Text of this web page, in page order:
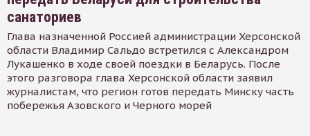
санаториев
Глава назначенной Россией администрации Херсонской
области Владимир Сальдо встретился с Александром
Лукашенко в ходе своей поездки в Беларусь. После
этого разговора глава Херсонской области заявил
журналистам, что регион готов передать Минску часть
побережья Азовского и Черного морей